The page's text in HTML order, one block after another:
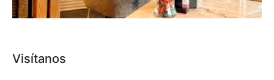
Visítanos